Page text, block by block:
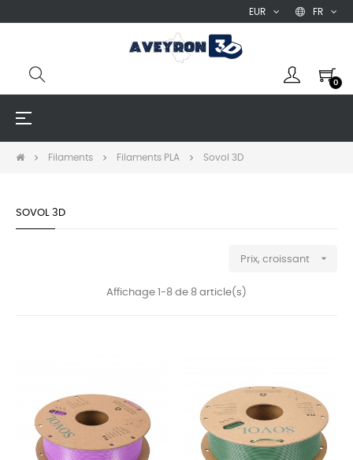
FR
EUR
0
Basculer
☰
Filaments Filaments PLA Sovol 3D
SOVOL 3D
Prix, croissant 
Affichage 1-8 de 8 article(s)